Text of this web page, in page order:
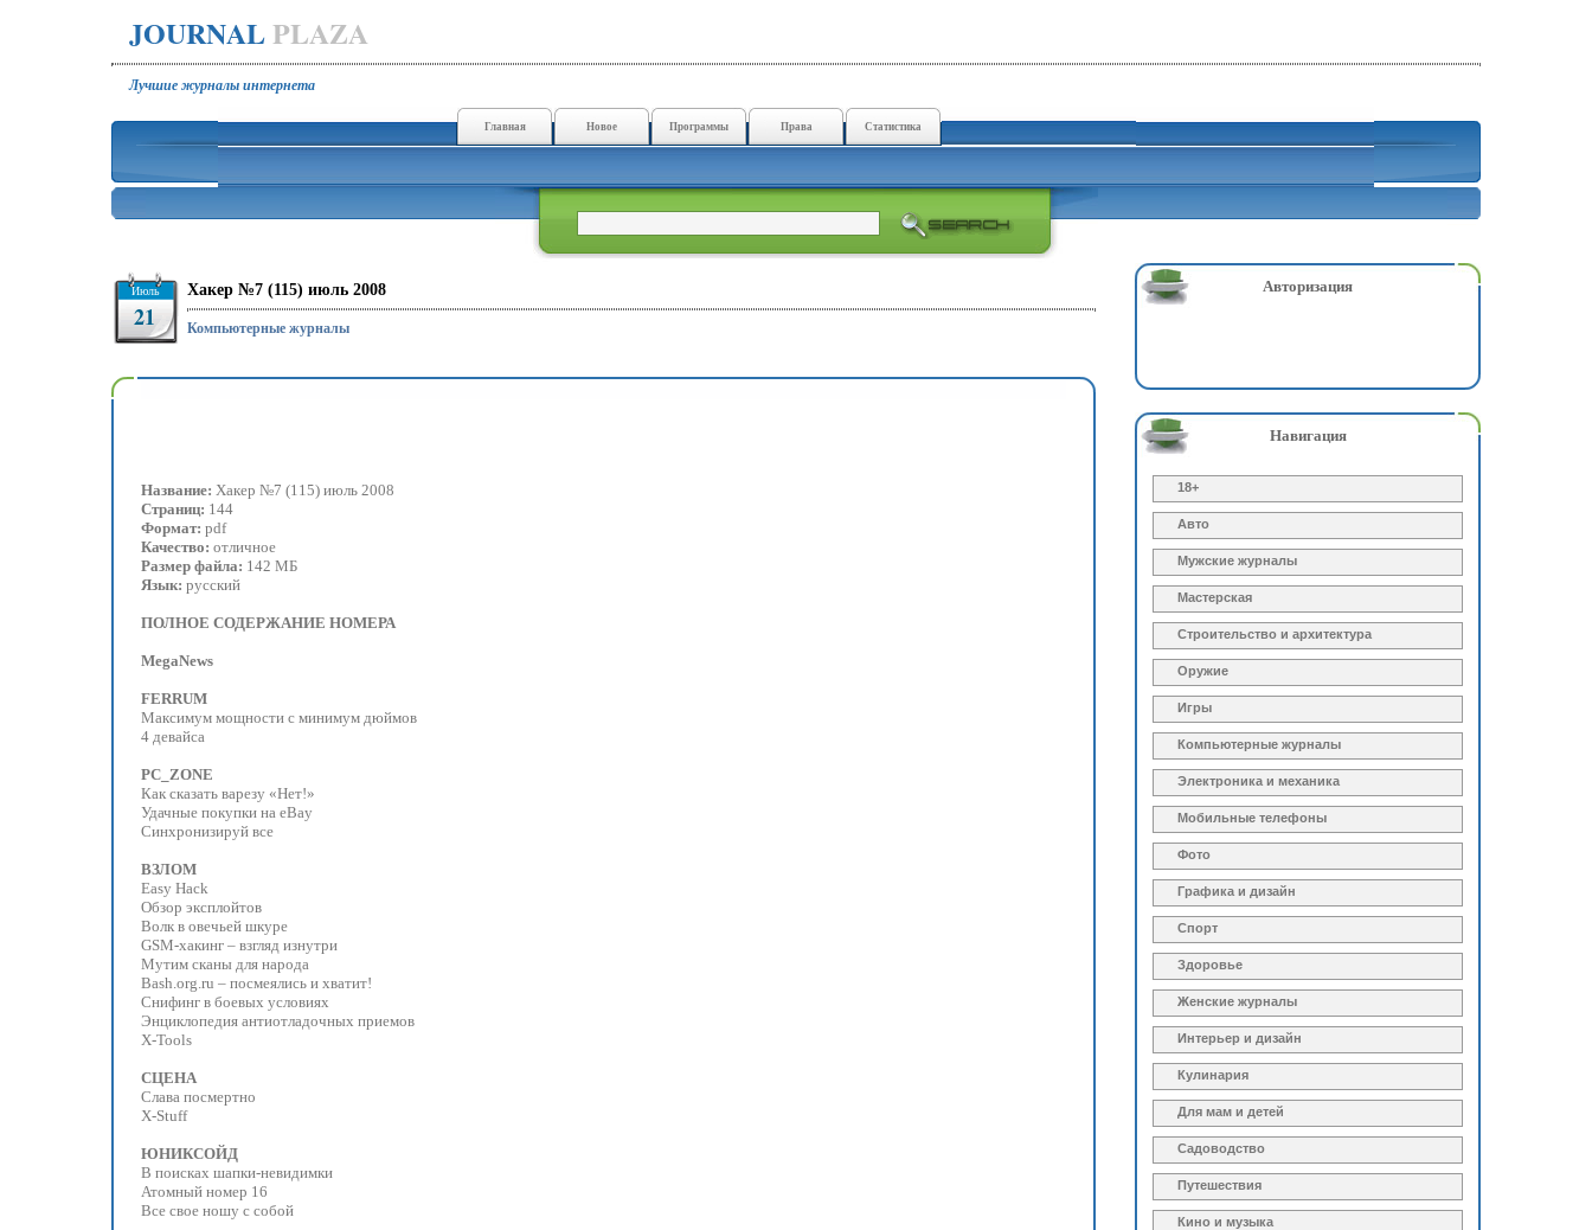
JOURNALPLAZA
Лучшие журналы интернета
Главная Новое Программы Права Статистика
Июль
21
Хакер №7 (115) июль 2008
Компьютерные журналы
Название: Хакер №7 (115) июль 2008
Страниц: 144
Формат: pdf
Качество: отличное
Размер файла: 142 МБ
Язык: русский
ПОЛНОЕ СОДЕРЖАНИЕ НОМЕРА
MegaNews
FERRUM
Максимум мощности с минимум дюймов
4 девайса
PC_ZONE
Как сказать варезу «Нет!»
Удачные покупки на eBay
Синхронизируй все
ВЗЛОМ
Easy Hack
Обзор эксплойтов
Волк в овечьей шкуре
GSM-хакинг – взгляд изнутри
Мутим сканы для народа
Bash.org.ru – посмеялись и хватит!
Снифинг в боевых условиях
Энциклопедия антиотладочных приемов
Х-Tools
СЦЕНА
Слава посмертно
X-Stuff
ЮНИКСОЙД
В поисках шапки-невидимки
Атомный номер 16
Все свое ношу с собой
Авторизация
Навигация
18+
Авто
Мужские журналы
Мастерская
Строительство и архитектура
Оружие
Игры
Компьютерные журналы
Электроника и механика
Мобильные телефоны
Фото
Графика и дизайн
Спорт
Здоровье
Женские журналы
Интерьер и дизайн
Кулинария
Для мам и детей
Садоводство
Путешествия
Кино и музыка